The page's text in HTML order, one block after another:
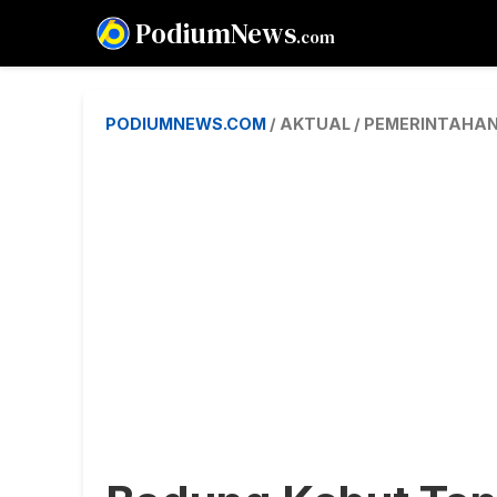
PodiumNews.com
PODIUMNEWS.COM / AKTUAL /